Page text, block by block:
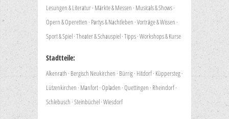
Lesungen & Literatur· Märkte & Messen · Musicals & Shows·
Opern & Operetten · Partys & Nachtleben ·Vorträge & Wissen ·
Sport & Spiel·Theater & Schauspiel·Tipps·Workshops & Kurse
Stadtteile:
Alkenrath · Bergisch Neukirchen · Bürrig· Hitdorf· Küppersteg·
Lützenkirchen · Manfort·Opladen ·Quettingen · Rheindorf·
Schlebusch ·Steinbüchel·Wiesdorf